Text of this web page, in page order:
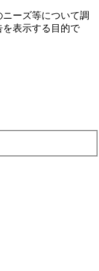
ーズ等について調
表⽰する⽬的で